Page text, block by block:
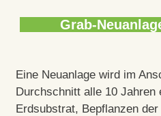
Grab-
Eine Neuanlage wird im
Durchschnitt alle 10
Erdsubstrat, Bepflanzen